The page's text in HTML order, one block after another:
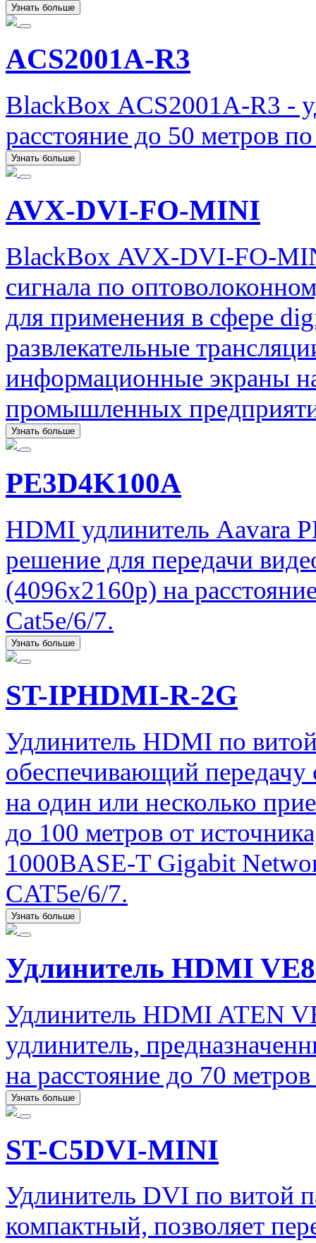
Узнать больше
ACS2001A-R3
BlackBox ACS2001A-R3 -
расстояние до 50 метров
Узнать больше
AVX-DVI-FO-MINI
BlackBox AVX-DVI-FO-
сигнала по
для применения в сфере
развлекательные
информационные экраны
промышленных
Узнать больше
PE3D4K100A
HDMI удлинитель Aavara
решение для передачи
(4096x2160p) на
Cat5e/6/7.
Узнать больше
ST-IPHDMI-R-2G
Удлинитель HDMI по
обеспечивающий передачу
на один или несколько
до 100 метров от
1000BASE-T Gigabit
CAT5e/6/7.
Узнать больше
Удлинитель HDMI
Удлинитель HDMI ATEN
удлинитель,
на расстояние до 70
Узнать больше
ST-C5DVI-MINI
Удлинитель DVI по витой
компактный, позволяет